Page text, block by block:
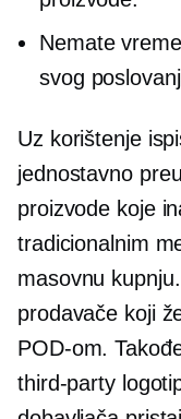
Nemate
svog
Uz korištenje
jednostavno
proizvode koje
tradicionalnim
masovnu
prodavače koji
POD-om.
third-party